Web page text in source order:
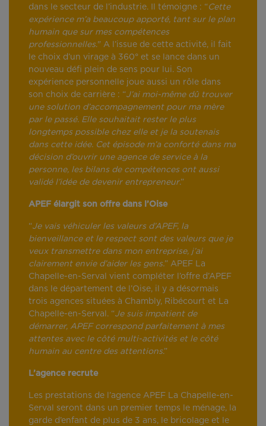
dans le secteur de l’industrie. Il témoigne : “ Cette
expérience m’a beaucoup apporté, tant sur le plan
humain que sur mes compétences
professionnelles." A l’issue de cette activité, il fait
le choix d’un virage à 360° et se lance dans un
nouveau défi plein de sens pour lui. Son
expérience personnelle joue aussi un rôle dans
son choix de carrière : “J’ai moi-même dû trouver
une solution d’accompagnement pour ma mère
par le passé. Elle souhaitait rester le plus
longtemps possible chez elle et je la soutenais
dans cette idée. Cet épisode m’a conforté dans ma
décision d’ouvrir une agence de service à la
personne, les bilans de compétences ont aussi
validé l’idée de devenir entrepreneur.”
APEF élargit son offre dans l’Oise
“Je vais véhiculer les valeurs d’APEF, la
bienveillance et le respect sont des valeurs que je
veux transmettre dans mon entreprise, j’ai
clairement envie d’aider les gens.” APEF La
Chapelle-en-Serval vient compléter l’offre d’APEF
dans le département de l’Oise, il y a désormais
trois agences situées à Chambly, Ribécourt et La
Chapelle-en-Serval. “Je suis impatient de
démarrer, APEF correspond parfaitement à mes
attentes avec le côté multi-activités et le côté
humain au centre des attentions.”
L’agence recrute
Les prestations de l’agence APEF La Chapelle-en-
Serval seront dans un premier temps le ménage, la
garde d’enfant de plus de 3 ans, le bricolage et le